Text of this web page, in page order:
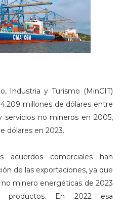
Industria y Turismo (MinCIT)
millones de dólares entre
servicios no mineros en 2005,
dólares en 2023.
comerciales han
de las exportaciones, ya que
no minero energéticas de 2023
productos. En 2022 esa